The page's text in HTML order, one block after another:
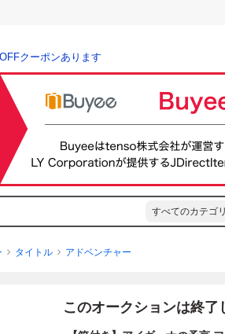
クーポンあります
すべてのカテゴリ
タイトル アドベンチャー
このオークションは終了